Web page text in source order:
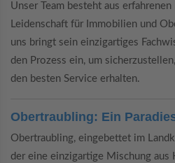
Unser Team besteht aus
Leidenschaft für Immobilien und
uns bringt sein einzigartiges
den Prozess ein, um
den besten Service erhalten.
Obertraubling: Ein
Obertraubling, eingebettet im
der eine einzigartige Mischung aus